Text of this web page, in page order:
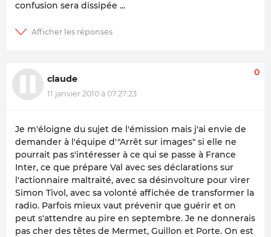
confusion sera dissipée ...
claude
11 janvier 2010 à 07:27:23
0
Je m'éloigne du sujet de l'émission mais j'ai envie de
demander à l'équipe d'"Arrêt sur images" si elle ne
pourrait pas s'intéresser à ce qui se passe à France
Inter, ce que prépare Val avec ses déclarations sur
l'actionnaire maltraité, avec sa désinvolture pour virer
Simon Tivol, avec sa volonté affichée de transformer la
radio. Parfois mieux vaut prévenir que guérir et on
peut s'attendre au pire en septembre. Je ne donnerais
pas cher des têtes de Mermet, Guillon et Porte. On est